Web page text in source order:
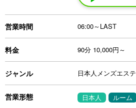
営業時間 06:00～LAST
料金 90分 10,000円～
ジャンル 日本人メンズエステ
営業形態 日本人 ルーム